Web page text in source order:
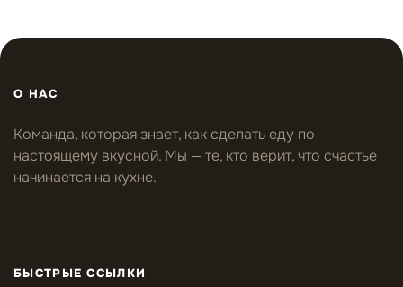
О НАС
Команда, которая знает, как сделать еду по-
настоящему вкусной. Мы — те, кто верит, что счастье
начинается на кухне.
БЫСТРЫЕ ССЫЛКИ